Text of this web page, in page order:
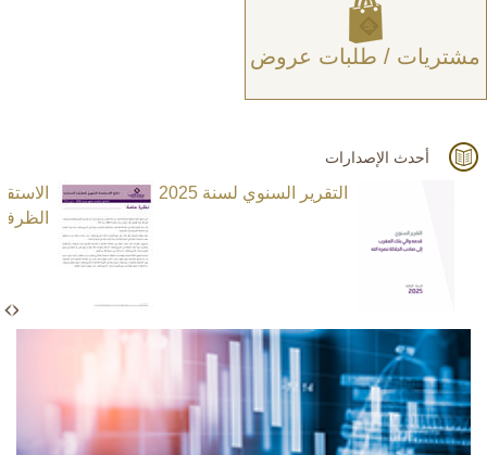
مشتريات / طلبات عروض
أحدث الإصدارات
التقرير السنوي لسنة 2025